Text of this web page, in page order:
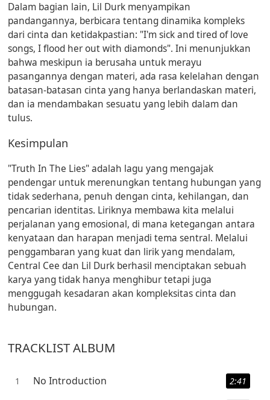
Dalam bagian lain, Lil Durk menyampikan
pandangannya, berbicara tentang dinamika kompleks
dari cinta dan ketidakpastian: "I'm sick and tired of love
songs, I flood her out with diamonds". Ini menunjukkan
bahwa meskipun ia berusaha untuk merayu
pasangannya dengan materi, ada rasa kelelahan dengan
batasan-batasan cinta yang hanya berlandaskan materi,
dan ia mendambakan sesuatu yang lebih dalam dan
tulus.
Kesimpulan
"Truth In The Lies" adalah lagu yang mengajak
pendengar untuk merenungkan tentang hubungan yang
tidak sederhana, penuh dengan cinta, kehilangan, dan
pencarian identitas. Liriknya membawa kita melalui
perjalanan yang emosional, di mana ketegangan antara
kenyataan dan harapan menjadi tema sentral. Melalui
penggambaran yang kuat dan lirik yang mendalam,
Central Cee dan Lil Durk berhasil menciptakan sebuah
karya yang tidak hanya menghibur tetapi juga
menggugah kesadaran akan kompleksitas cinta dan
hubungan.
TRACKLIST ALBUM
1 No Introduction 2:41